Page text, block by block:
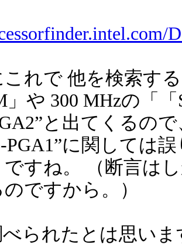
れで 他を検索す
」や 300 MHzの「
と出てくるの
PGA1”に関しては
ですね。 （断言は
ですから。）
られたとは思い